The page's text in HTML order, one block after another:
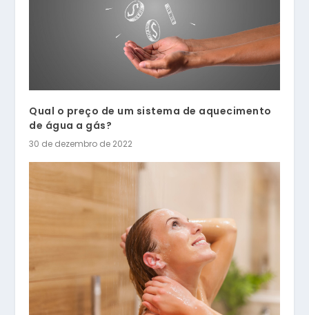
Qual o preço de um sistema de aquecimento
de água a gás?
30 de dezembro de 2022